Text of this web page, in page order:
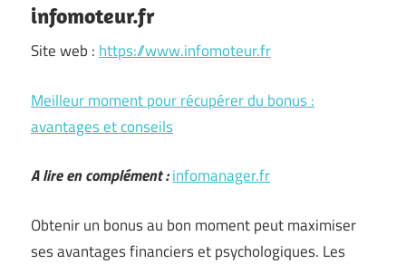
infomoteur.fr
Site web : https://www.infomoteur.fr
Meilleur moment pour récupérer du bonus :
avantages et conseils
A lire en complément :infomanager.fr
Obtenir un bonus au bon moment peut maximiser
ses avantages financiers et psychologiques. Les